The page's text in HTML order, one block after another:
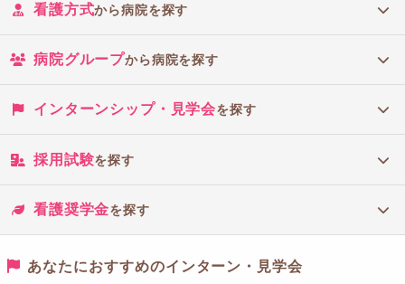
看護方式から病院を探す
病院グループから病院を探す
インターンシップ・見学会を探す
採用試験を探す
看護奨学金を探す
あなたにおすすめのインターン・見学会